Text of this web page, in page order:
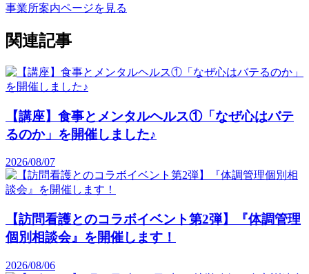
事業所案内ページを見る
関連記事
【講座】食事とメンタルヘルス①「なぜ心はバテ
るのか」を開催しました♪
2026/08/07
【訪問看護とのコラボイベント第2弾】『体調管理
個別相談会』を開催します！
2026/08/06